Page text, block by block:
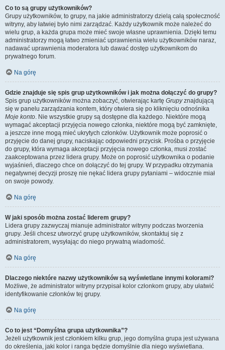
Co to są grupy użytkowników?
Grupy użytkowników, to grupy, na jakie administratorzy dzielą całą społeczność
witryny, aby łatwiej było nimi zarządzać. Każdy użytkownik może należeć do
wielu grup, a każda grupa może mieć swoje własne uprawnienia. Dzięki temu
administratorzy mogą łatwo zmieniać uprawnienia wielu użytkowników naraz,
nadawać uprawnienia moderatora lub dawać dostęp użytkownikom do
prywatnego forum.
Na górę
Gdzie znajduje się spis grup użytkowników i jak można dołączyć do grupy?
Spis grup użytkowników można zobaczyć, otwierając kartę Grupyznajdującą
się w panelu zarządzania kontem, który otwiera się po kliknięciu odnośnika
Moje konto. Nie wszystkie grupy są dostępne dla każdego. Niektóre mogą
wymagać akceptacji przyjęcia nowego członka, niektóre mogą być zamknięte,
a jeszcze inne mogą mieć ukrytych członków. Użytkownik może poprosić o
przyjęcie do danej grupy, naciskając odpowiedni przycisk. Prośba o przyjęcie
do grupy, która wymaga akceptacji przyjęcia nowego członka, musi zostać
zaakceptowana przez lidera grupy. Może on poprosić użytkownika o podanie
wyjaśnień, dlaczego chce on dołączyć do tej grupy. W przypadku otrzymania
negatywnej decyzji proszę nie nękać lidera grupy pytaniami – widocznie miał
on swoje powody.
Na górę
W jaki sposób można zostać liderem grupy?
Lidera grupy zazwyczaj mianuje administrator witryny podczas tworzenia
grupy. Jeśli chcesz utworzyć grupę użytkowników, skontaktuj się z
administratorem, wysyłając do niego prywatną wiadomość.
Na górę
Dlaczego niektóre nazwy użytkowników są wyświetlane innymi kolorami?
Możliwe, że administrator witryny przypisał kolor członkom grupy, aby ułatwić
identyfikowanie członków tej grupy.
Na górę
Co to jest “Domyślna grupa użytkownika”?
Jeżeli użytkownik jest członkiem kilku grup, jego domyślna grupa jest używana
do określenia, jaki kolor i ranga będzie domyślnie dla niego wyświetlana.